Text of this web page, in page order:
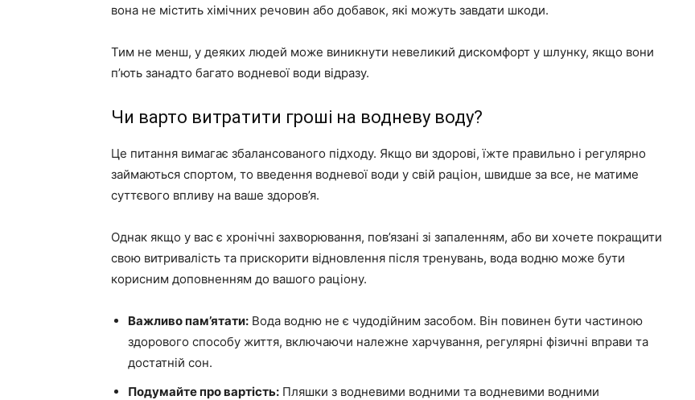
вона не містить хімічних речовин або добавок, які можуть завдати шкоди.
Тим не менш, у деяких людей може виникнути невеликий дискомфорт у шлунку, якщо вони
п’ють занадто багато водневої води відразу.
Чи варто витратити гроші на водневу воду?
Це питання вимагає збалансованого підходу. Якщо ви здорові, їжте правильно і регулярно
займаються спортом, то введення водневої води у свій раціон, швидше за все, не матиме
суттєвого впливу на ваше здоров’я.
Однак якщо у вас є хронічні захворювання, пов’язані зі запаленням, або ви хочете покращити
свою витривалість та прискорити відновлення після тренувань, вода водню може бути
корисним доповненням до вашого раціону.
Важливо пам’ятати: Вода водню не є чудодійним засобом. Він повинен бути частиною
здорового способу життя, включаючи належне харчування, регулярні фізичні вправи та
достатній сон.
Подумайте про вартість: Пляшки з водневими водними та водневими водними